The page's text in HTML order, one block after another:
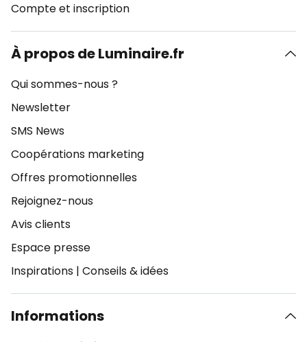
Compte et inscription
À propos de Luminaire.fr
Qui sommes-nous ?
Newsletter
SMS News
Coopérations marketing
Offres promotionnelles
Rejoignez-nous
Avis clients
Espace presse
Inspirations | Conseils & idées
Informations